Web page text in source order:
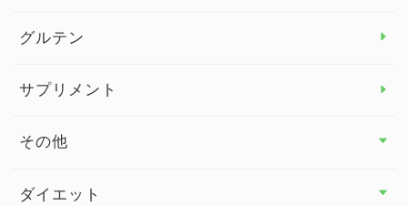
グルテン
サプリメント
その他
その他 トップ
ダイエット